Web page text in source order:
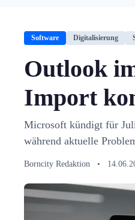
Software Digitalisierung
Outlook
Import
Microsoft kündigt für
während aktuelle
Borncity Redaktion •